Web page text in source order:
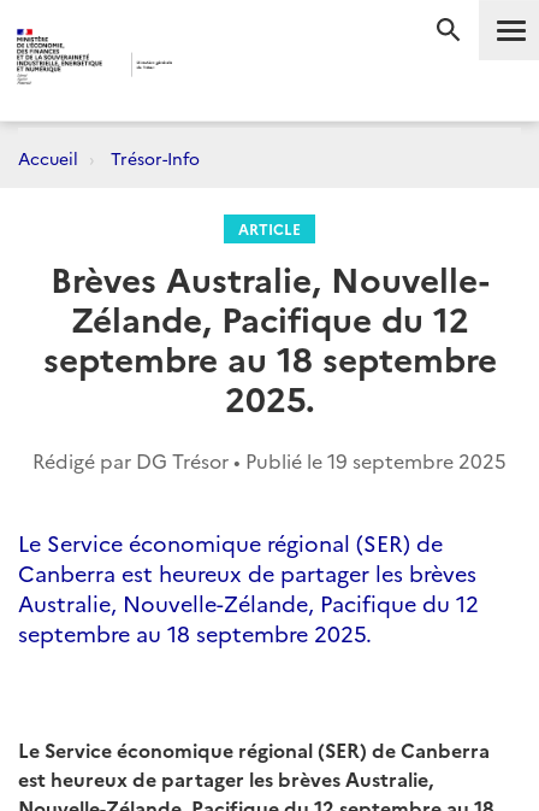
Accueil Trésor-Info
ARTICLE
Brèves Australie, Nouvelle-
Zélande, Pacifique du 12
septembre au 18 septembre
2025.
Rédigé par DG Trésor • Publié le19 septembre 2025
Le Service économique régional (SER) de
Canberra est heureux de partager les brèves
Australie, Nouvelle-Zélande, Pacifique du 12
septembre au 18 septembre 2025.
Le Service économique régional (SER) de Canberra
est heureux de partager les brèves Australie,